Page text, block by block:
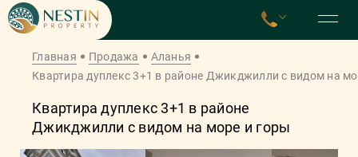
Главная Продажа
Аланья
Квартира дуплекс 3+1 в районе Джикджилли с видом на
Квартира дуплекс 3+1 в районе
Джикджилли с видом на море и горы